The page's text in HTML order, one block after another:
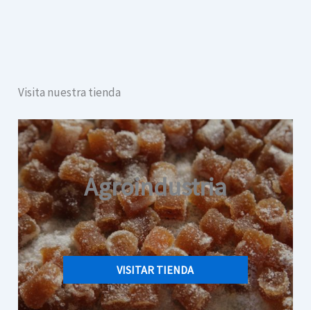
Visita nuestra tienda
Agroindustria
VISITAR TIENDA